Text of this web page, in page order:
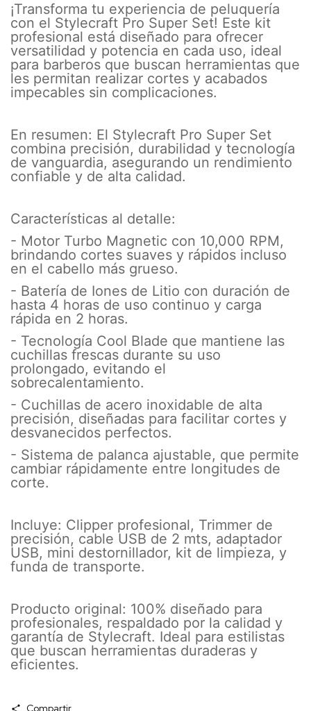
¡Transforma tu experiencia de peluquería
con el Stylecraft Pro Super Set! Este kit
profesional está diseñado para ofrecer
versatilidad y potencia en cada uso, ideal
para barberos que buscan herramientas que
les permitan realizar cortes y acabados
impecables sin complicaciones.
En resumen: El Stylecraft Pro Super Set
combina precisión, durabilidad y tecnología
de vanguardia, asegurando un rendimiento
confiable y de alta calidad.
Características al detalle:
- Motor Turbo Magnetic con 10,000 RPM,
brindando cortes suaves y rápidos incluso
en el cabello más grueso.
- Batería de Iones de Litio con duración de
hasta 4 horas de uso continuo y carga
rápida en 2 horas.
- Tecnología Cool Blade que mantiene las
cuchillas frescas durante su uso
prolongado, evitando el
sobrecalentamiento.
- Cuchillas de acero inoxidable de alta
precisión, diseñadas para facilitar cortes y
desvanecidos perfectos.
- Sistema de palanca ajustable, que permite
cambiar rápidamente entre longitudes de
corte.
Incluye: Clipper profesional, Trimmer de
precisión, cable USB de 2 mts, adaptador
USB, mini destornillador, kit de limpieza, y
funda de transporte.
Producto original: 100% diseñado para
profesionales, respaldado por la calidad y
garantía de Stylecraft. Ideal para estilistas
que buscan herramientas duraderas y
eficientes.
Compartir